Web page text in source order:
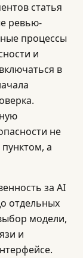
статья
ревью-
процессы
и
в
не
а
за AI
отдельных
модели,
и